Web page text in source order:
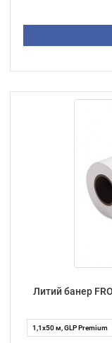
Литий банер